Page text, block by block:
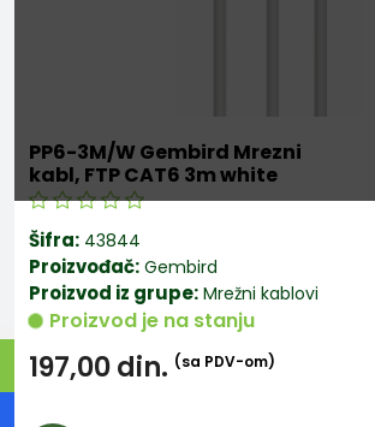
PP6-3M/W Gembird Mrezni
kabl, FTP CAT6 3m white
Šifra: 43844
Proizvođač: Gembird
Proizvod iz grupe: Mrežni kablovi
Proizvod je na stanju
197,00din. (sa PDV-om)